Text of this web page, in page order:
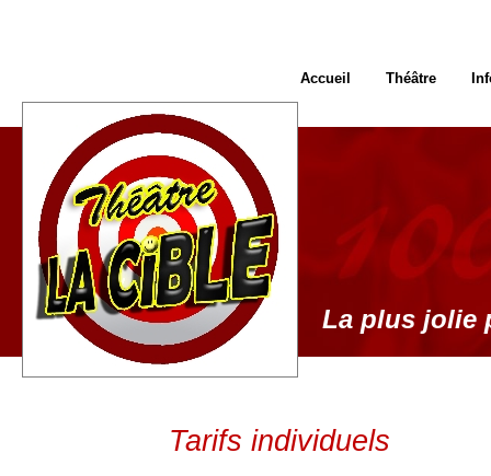
Tarifs individuels
La plus jolie
Accueil Théâtre